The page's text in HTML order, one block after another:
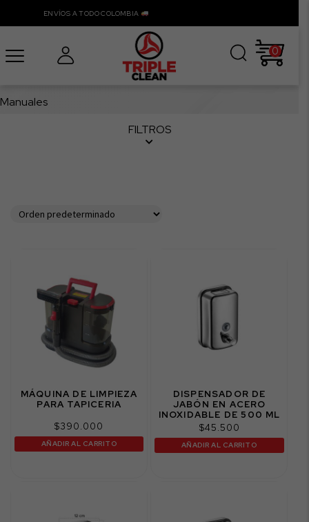
ENVÍOS A TODO COLOMBIA
0
Manuales
FILTROS
MÁQUINA DE LIMPIEZA
PARA TAPICERIA
$390.000
AÑADIR AL CARRITO
DISPENSADOR DE
JABÓN EN ACERO
INOXIDABLE DE 500 ML
$45.500
AÑADIR AL CARRITO